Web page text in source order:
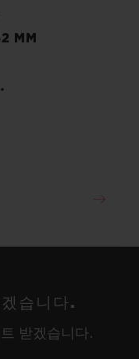
MM
•
습니다.
받겠습니다.